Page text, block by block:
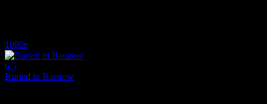
1080p
6.5
Buried in Barstow